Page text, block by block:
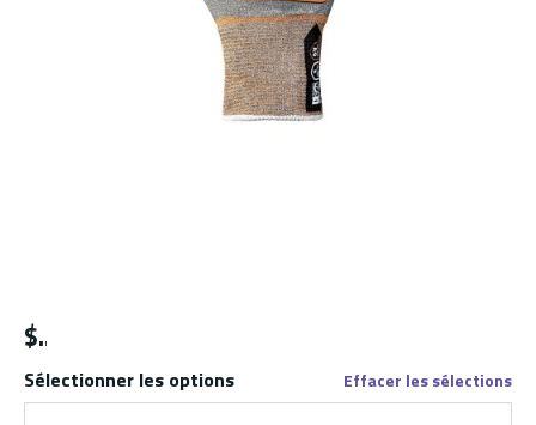
$
Sélectionner les options Effacer les sélections